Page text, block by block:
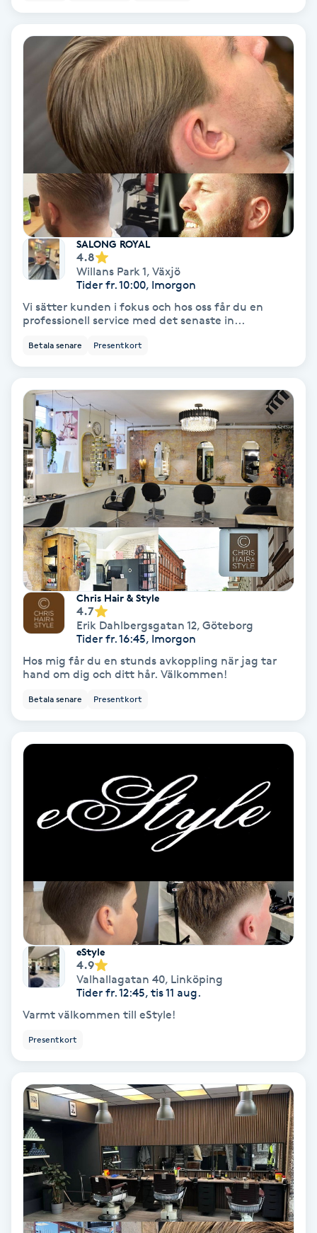
Läpptatuering
Makeup
Manikyr & Pedikyr
Massage
Medial vägledning
Medicinsk massage
Melasma
Mesoterapi
MicroPen
Microshading
Mixfransar
Nagelförlängning
Nagelförlängning akryl
Nagelförlängning glasfiber
Nagelförlängning silke
Nagelförstärkning
Nagelsvamp
Nageltrång
Nagelvård
Naprapati
Navelpiercing
NBE-massage
Ny frisyr
SALONG ROYAL
4.8
Willans Park 1, Växjö
Tider fr. 10:00, Imorgon
Vi sätter kunden i fokus och hos oss får du en
professionell service med det senaste in...
Betala senare Presentkort
Chris Hair & Style
4.7
Erik Dahlbergsgatan 12, Göteborg
Tider fr. 16:45, Imorgon
Hos mig får du en stunds avkoppling när jag tar
hand om dig och ditt hår. Välkommen!
Betala senare Presentkort
eStyle
4.9
Valhallagatan 40, Linköping
Tider fr. 12:45, tis 11 aug.
Varmt välkommen till eStyle!
Presentkort